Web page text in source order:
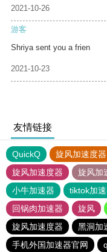
2021-10-26
游客
Shriya sent you a frien
2021-10-23
友情链接
QuickQ 旋风加速度器
旋风加速度器
旋风加
小牛加速器
tiktok加
回锅肉加速器
旋风
旋风加速度器
黑洞加
手机外国加速器官网